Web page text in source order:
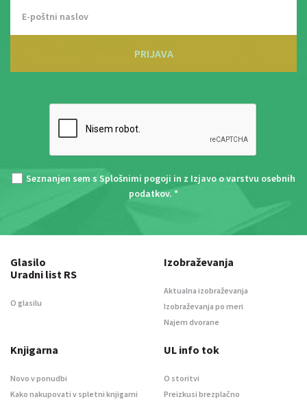
PRIJAVA
Seznanjen sem s Splošnimi pogoji in z Izjavo o varstvu osebnih
podatkov. *
Glasilo
Uradni list RS
O glasilu
Izobraževanja
Aktualna izobraževanja
Izobraževanja po meri
Najem dvorane
Knjigarna
Novo v ponudbi
Kako nakupovati v spletni knjigarni
UL info tok
O storitvi
Preizkusi brezplačno